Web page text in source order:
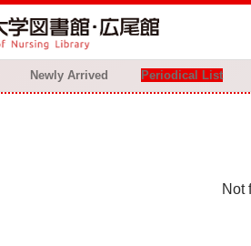
Newly Arrived Periodical List
Not